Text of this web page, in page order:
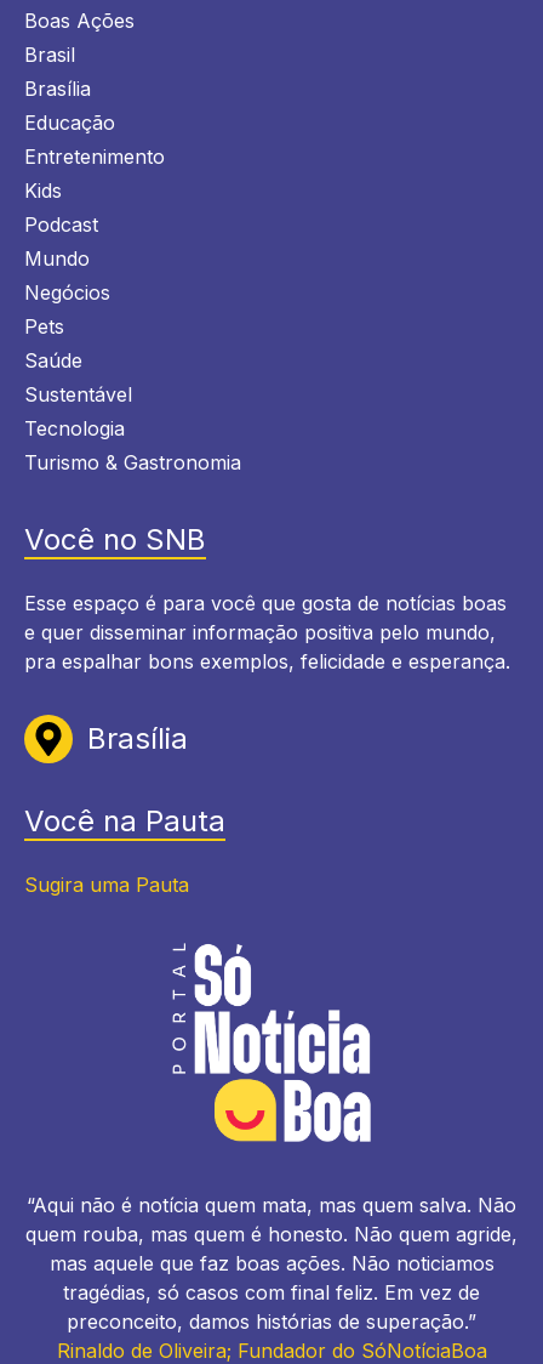
Boas Ações
Brasil
Brasília
Educação
Entretenimento
Kids
Podcast
Mundo
Negócios
Pets
Saúde
Sustentável
Tecnologia
Turismo & Gastronomia
Você no SNB
Esse espaço é para você que gosta de notícias boas
e quer disseminar informação positiva pelo mundo,
pra espalhar bons exemplos, felicidade e esperança.
Brasília
Você na Pauta
Sugira uma Pauta
“Aqui não é notícia quem mata, mas quem salva. Não
quem rouba, mas quem é honesto. Não quem agride,
mas aquele que faz boas ações. Não noticiamos
tragédias, só casos com final feliz. Em vez de
preconceito, damos histórias de superação.”
Rinaldo de Oliveira; Fundador do SóNotíciaBoa